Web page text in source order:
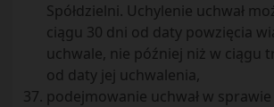
Spółdzielni. Uchylenie uchwał
ciągu 30 dni od daty powzięcia
uchwale, nie później niż w ciągu
od daty jej uchwalenia,
podejmowanie uchwał w